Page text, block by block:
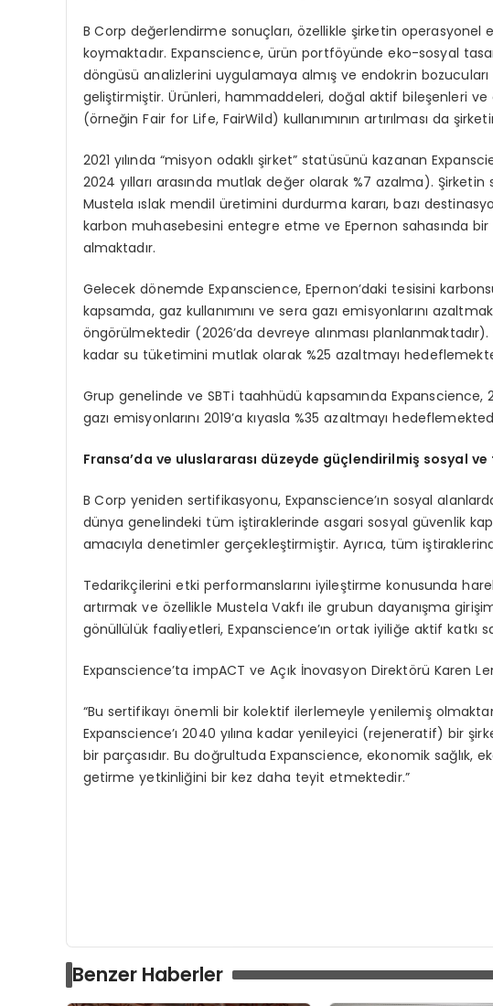
B Corp değerlendirme sonuçları, özellikle şirketin
koymaktadır. Expanscience, ürün portföyünde eko-sosyal
döngüsü analizlerini uygulamaya almış ve endokrin
geliştirmiştir. Ürünleri, hammaddeleri, doğal aktif bileşenleri ve
(örneğin Fair for Life, FairWild) kullanımının artırılması da
2021 yılında “misyon odaklı şirket” statüsünü kazanan
2024 yılları arasında mutlak değer olarak %7 azalma). Şirketin
Mustela ıslak mendil üretimini durdurma kararı, bazı
karbon muhasebesini entegre etme ve Epernon sahasında
almaktadır.
Gelecek dönemde Expanscience, Epernon’daki tesisini
kapsamda, gaz kullanımını ve sera gazı emisyonlarını
öngörülmektedir (2026’da devreye alınması planlanmaktadır).
kadar su tüketimini mutlak olarak %25 azaltmayı
Grup genelinde ve SBTi taahhüdü kapsamında Expanscience,
gazı emisyonlarını 2019’a kıyasla %35 azaltmayı
Fransa’da ve uluslararası düzeyde güçlendirilmiş sosyal
B Corp yeniden sertifikasyonu, Expanscience’ın sosyal
dünya genelindeki tüm iştiraklerinde asgari sosyal güvenlik
amacıyla denetimler gerçekleştirmiştir. Ayrıca, tüm
Tedarikçilerini etki performanslarını iyileştirme konusunda
artırmak ve özellikle Mustela Vakfı ile grubun dayanışma
gönüllülük faaliyetleri, Expanscience’ın ortak iyiliğe aktif katkı
Expanscience’ta impACT ve Açık İnovasyon Direktörü Karen
“Bu sertifikayı önemli bir kolektif ilerlemeyle yenilemiş
Expanscience’ı 2040 yılına kadar yenileyici (rejeneratif) bir
bir parçasıdır. Bu doğrultuda Expanscience, ekonomik sağlık,
getirme yetkinliğini bir kez daha teyit etmektedir.”
Benzer Haberler